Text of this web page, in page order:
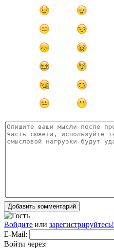
Добавить комментарий
Войдите или зарегистрируйтесь!
E-Mail:
Войти через: